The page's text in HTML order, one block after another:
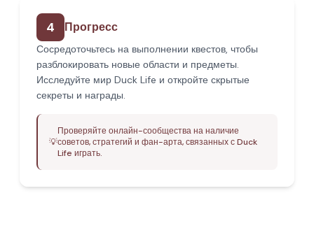
4 Прогресс
Сосредоточьтесь на выполнении квестов, чтобы
разблокировать новые области и предметы.
Исследуйте мир Duck Life и откройте скрытые
секреты и награды.
💡
Проверяйте онлайн-сообщества на наличие
советов, стратегий и фан-арта, связанных с Duck
Life играть.